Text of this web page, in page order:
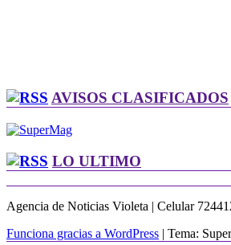
AVISOS CLASIFICADOS
LO ULTIMO
Agencia de Noticias Violeta | Celular
Funciona gracias a WordPress | Tema: